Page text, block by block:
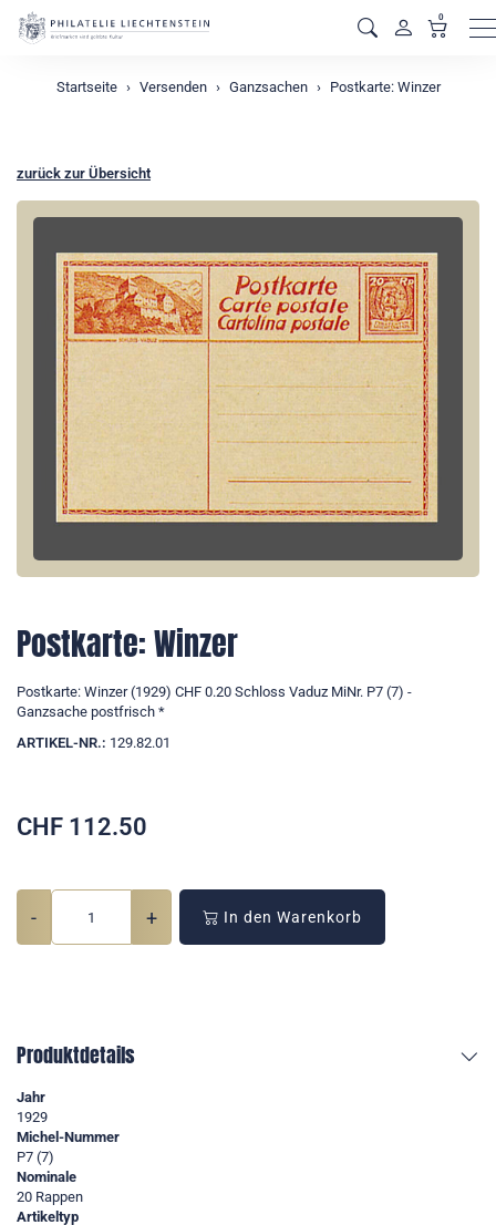
0
Startseite Versenden Ganzsachen Postkarte: Winzer
zurück zur Übersicht
Postkarte: Winzer
Postkarte: Winzer (1929) CHF 0.20 Schloss Vaduz MiNr. P7 (7) -
Ganzsache postfrisch *
ARTIKEL-NR.: 129.82.01
CHF 112.50
- + In den Warenkorb
Produktdetails
Jahr
1929
Michel-Nummer
P7 (7)
Nominale
20 Rappen
Artikeltyp